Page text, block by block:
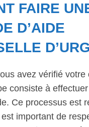
FAIRE
D’AIDE
avez vérifié votre
consiste à
Ce processus est
important de